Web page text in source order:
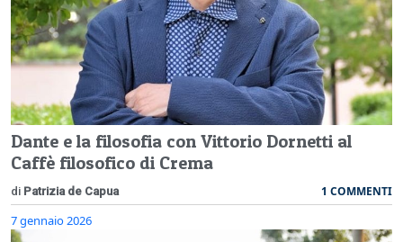
Dante e la filosofia con Vittorio Dornetti al
Caffè filosofico di Crema
di Patrizia de Capua 1 COMMENTI
7 gennaio 2026